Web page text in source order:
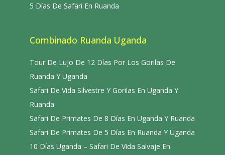
5 Días De Safari En Ruanda
Combinado Ruanda Uganda
Tour De Lujo De 12 Días Por Los Gorilas De
Ruanda Y Uganda
Safari De Vida Silvestre Y Gorilas En Uganda Y
Ruanda
Safari De Primates De 8 Días En Uganda Y Ruanda
Safari De Primates De 5 Días En Ruanda Y Uganda
10 Días Uganda – Safari De Vida Salvaje En